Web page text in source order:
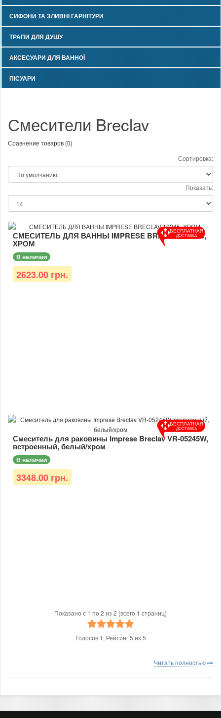
СИФОНИ ТА ЗЛИВНІ ГАРНІТУРИ
ТРАПИ ДЛЯ ДУШУ
АКСЕСУАРИ ДЛЯ ВАННОЇ
ПІСУАРИ
Смесители Breclav
Сравнение товаров (0)
Сортировка:
Показать:
БЕСПЛАТНАЯ
ДОСТАВКА
СМЕСИТЕЛЬ ДЛЯ ВАННЫ IMPRESE BRECLAV 10245,
ХРОМ
В наличии
2623.00 грн.
БЕСПЛАТНАЯ
ДОСТАВКА
Смеситель для раковины Imprese Breclav VR-05245W,
встроенный, белый/хром
В наличии
3348.00 грн.
Показано с 1 по 2 из 2 (всего 1 страниц)
Голосов 1; Рейтинг5 из 5
Читать полностью